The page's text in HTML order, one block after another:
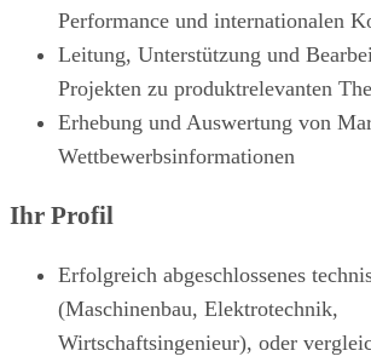
Performance und internationalen
Leitung, Unterstützung und
Projekten zu produktrelevanten
Erhebung und Auswertung von
Wettbewerbsinformationen
Ihr Profil
Erfolgreich abgeschlossenes
(Maschinenbau, Elektrotechnik,
Wirtschaftsingenieur), oder